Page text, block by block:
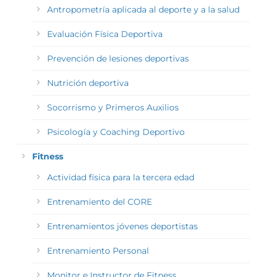
Antropometría aplicada al deporte y a la salud
Evaluación Física Deportiva
Prevención de lesiones deportivas
Nutrición deportiva
Socorrismo y Primeros Auxilios
Psicología y Coaching Deportivo
Fitness
Actividad física para la tercera edad
Entrenamiento del CORE
Entrenamientos jóvenes deportistas
Entrenamiento Personal